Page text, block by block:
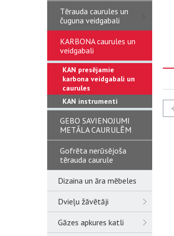
Tērauda caurules un
čuguna veidgabali
KARBONA caurules un
veidgabali
KAN presējamie
karbona veidgabali un
caurules
KAN instrumenti
GEBO SAVIENOJUMI
METĀLA CAURULĒM
Gofrēta nerūsējoša
tērauda caurule
Dizaina un āra mēbeles
Dvieļu žāvētāji
Gāzes apkures katli